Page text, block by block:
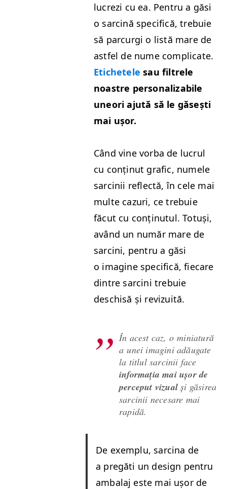
lucrezi cu ea. Pen­tru a găsi
o sarcină speci­fică, tre­buie
să par­cur­gi o listă mare de
ast­fel de nume com­pli­cate.
Etichetele sau fil­trele
noas­tre per­son­al­iz­abile
une­ori ajută să le găsești
mai ușor.
Când vine vor­ba de lucrul
cu conțin­ut graf­ic, numele
sarcinii reflec­tă, în cele mai
multe cazuri, ce tre­buie
făcut cu conțin­u­tul. Totuși,
având un număr mare de
sarci­ni, pen­tru a găsi
o imag­ine speci­fică, fiecare
din­tre sarci­ni tre­buie
deschisă și revizuită.
În acest caz, o miniatură
a unei imag­i­ni adău­gate
la titlul sarcinii face
infor­mația mai ușor de
per­ceput vizual și găsirea
sarcinii nece­sare mai
rapidă.
De exem­plu, sarci­na de
a pregăti un design pen­tru
ambal­aj este mai ușor de